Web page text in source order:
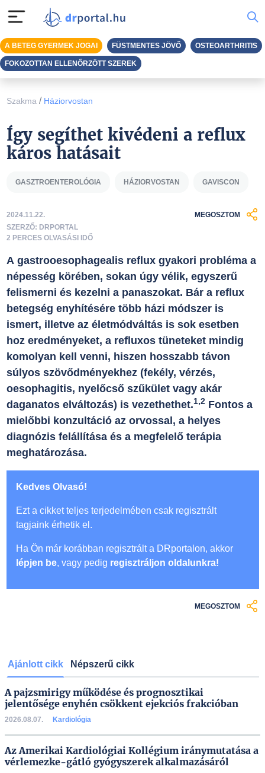
Szakma / Háziorvostan
Így segíthet kivédeni a reflux
káros hatásait
GASZTROENTEROLÓGIA HÁZIORVOSTAN GAVISCON
2024.11.22.
SZERZŐ: DRPORTAL
2 PERCES OLVASÁSI IDŐ
MEGOSZTOM
A gastrooesophagealis reflux gyakori probléma a
népesség körében, sokan úgy vélik, egyszerű
felismerni és kezelni a panaszokat. Bár a reflux
betegség enyhítésére több házi módszer is
ismert, illetve az életmódváltás is sok esetben
hoz eredményeket, a refluxos tüneteket mindig
komolyan kell venni, hiszen hosszabb távon
súlyos szövődményekhez (fekély, vérzés,
oesophagitis, nyelőcső szűkület vagy akár
daganatos elváltozás) is vezethethet.1,2Fontos a
mielőbbi konzultáció az orvossal, a helyes
diagnózis felállítása és a megfelelő terápia
meghatározása.
Kedves Olvasó!
Ezt a cikket teljes terjedelmében csak regisztrált
tagjaink érhetik el.
Ha Ön már korábban regisztrált a DRportalon, akkor
lépjen be, vagy pedig regisztráljon oldalunkra!
MEGOSZTOM
Ajánlott cikk Népszerű cikk
A pajzsmirigy működése és prognosztikai
jelentősége enyhén csökkent ejekciós frakcióban
2026.08.07. Kardiológia
Az Amerikai Kardiológiai Kollégium iránymutatása a
vérlemezke-gátló gyógyszerek alkalmazásáról
A BETEG GYERMEK JOGAI FÜSTMENTES JÖVŐ OSTEOARTHRITIS
FOKOZOTTAN ELLENŐRZÖTT SZEREK